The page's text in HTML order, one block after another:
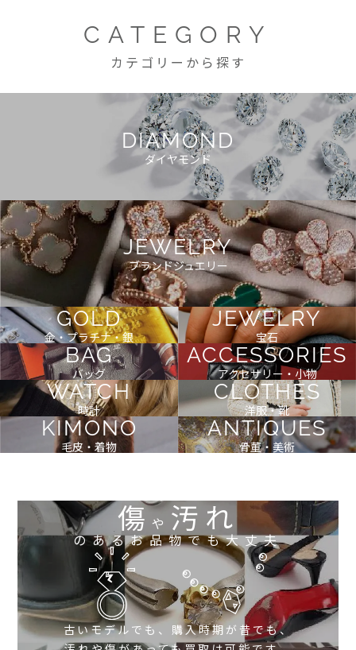
CATEGORY
カテゴリーから探す
DIAMOND
ダイヤモンド
JEWELRY
ブランドジュエリー
GOLD
金・プラチナ・銀
JEWELRY
宝石
BAG
バッグ
ACCESSORIES
アクセサリー・小物
WATCH
時計
CLOTHES
洋服・靴
KIMONO
毛皮・着物
ANTIQUES
骨董・美術
傷や 汚れ
のあるお品物でも大丈夫
古いモデルでも、購入時期が昔でも、